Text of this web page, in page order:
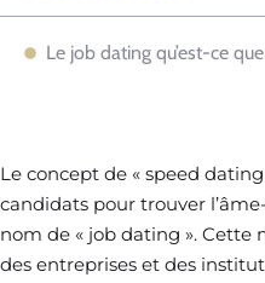
Le job dating qu’est-ce que
Le concept de « speed
candidats pour trouver
nom de « job dating ». Cette
des entreprises et des